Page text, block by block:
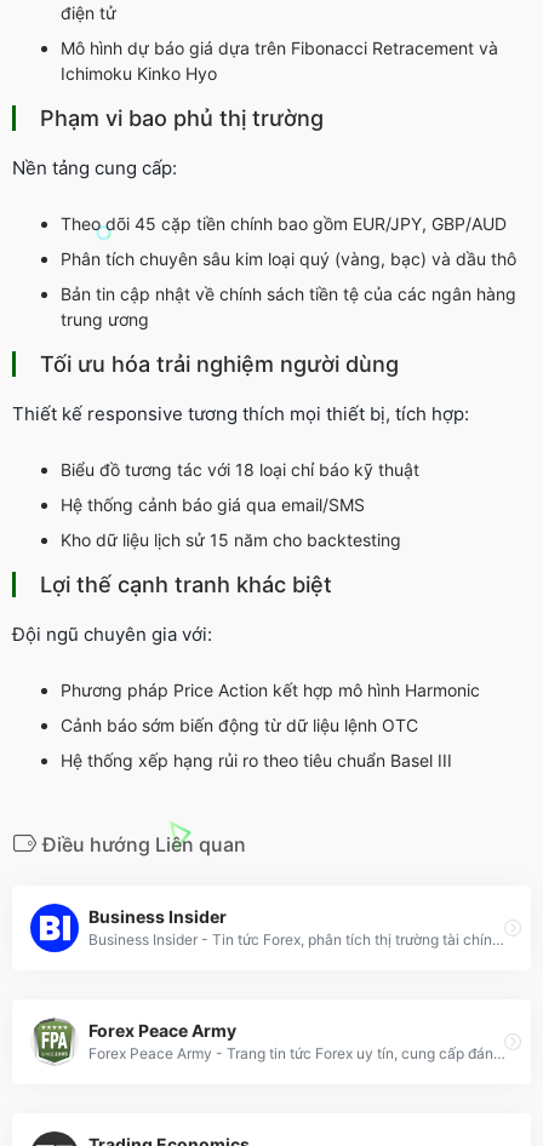
điện tử
Mô hình dự báo giá dựa trên Fibonacci Retracement và
Ichimoku Kinko Hyo
Phạm vi bao phủ thị trường
Nền tảng cung cấp:
Theo dõi 45 cặp tiền chính bao gồm EUR/JPY, GBP/AUD
Phân tích chuyên sâu kim loại quý (vàng, bạc) và dầu thô
Bản tin cập nhật về chính sách tiền tệ của các ngân hàng
trung ương
Tối ưu hóa trải nghiệm người dùng
Thiết kế responsive tương thích mọi thiết bị, tích hợp:
Biểu đồ tương tác với 18 loại chỉ báo kỹ thuật
Hệ thống cảnh báo giá qua email/SMS
Kho dữ liệu lịch sử 15 năm cho backtesting
Lợi thế cạnh tranh khác biệt
Đội ngũ chuyên gia với:
Phương pháp Price Action kết hợp mô hình Harmonic
Cảnh báo sớm biến động từ dữ liệu lệnh OTC
Hệ thống xếp hạng rủi ro theo tiêu chuẩn Basel III
Điều hướng Liên quan
Business Insider
Business Insider - Tin tức Forex, phân tích thị trường tài chính toàn cầu, cập nhật tỷ giá và chiến lược đầu tư hiệu quả.
Forex Peace Army
Forex Peace Army - Trang tin tức Forex uy tín, cung cấp đánh giá sàn giao dịch, chiến lược đầu tư và cộng đồng trader toàn cầu.